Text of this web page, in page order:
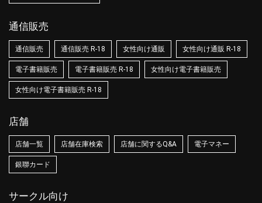
通信販売
通信販売 通信販売 R-18 女性向け通販 女性向け通販 R-18
電子書籍販売 電子書籍販売 R-18 女性向け電子書籍販売
女性向け電子書籍販売 R-18
店舗
店舗一覧 店舗在庫検索 店舗に関するQ&A 電子マネー
銀聯カード
サークル向け